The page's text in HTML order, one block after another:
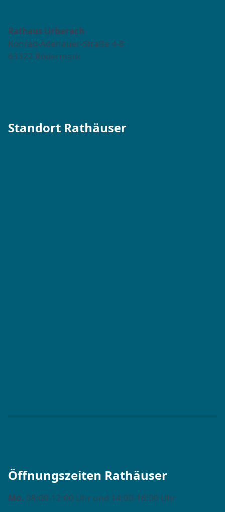
Rathaus Urberach
Konrad-Adenauer-Straße 4-8
63322 Rödermark
Standort Rathäuser
Öffnungszeiten Rathäuser
Mo. 08:00-12:00 Uhr und 14:00-16:00 Uhr